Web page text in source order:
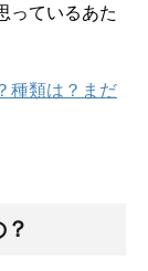
っているあた
種類は？まだ